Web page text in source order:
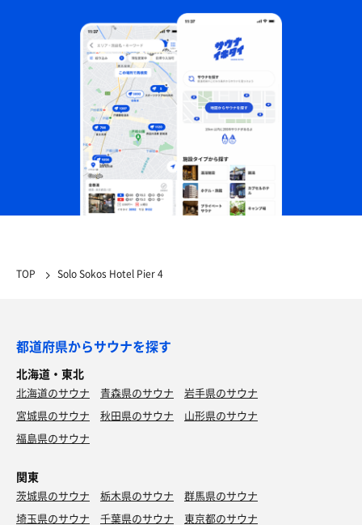
TOP Solo Sokos Hotel Pier 4
都道府県からサウナを探す
北海道・東北
北海道のサウナ 青森県のサウナ
岩手県のサウナ
宮城県のサウナ
秋田県のサウナ
山形県のサウナ
福島県のサウナ
関東
茨城県のサウナ 栃木県のサウナ
群馬県のサウナ
埼玉県のサウナ
千葉県のサウナ
東京都のサウナ